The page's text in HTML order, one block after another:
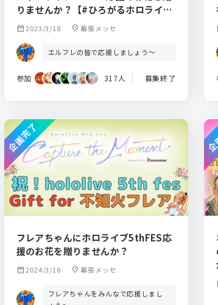
りませんか？【#ひろがるホロライ
ブ】
calendar_month2023/3/18 location_on 幕張メッセ
エルフレの皆で応援しましょう～
参加 317人 募集終了
フレアちゃんにホロライブ5thFES応
援のお花を贈りませんか？
calendar_month2024/3/16 location_on 幕張メッセ
フレアちゃんをみんなで応援しまし
企画完了